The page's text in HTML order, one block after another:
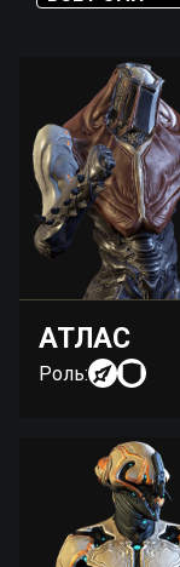
АТЛАС
Роль: